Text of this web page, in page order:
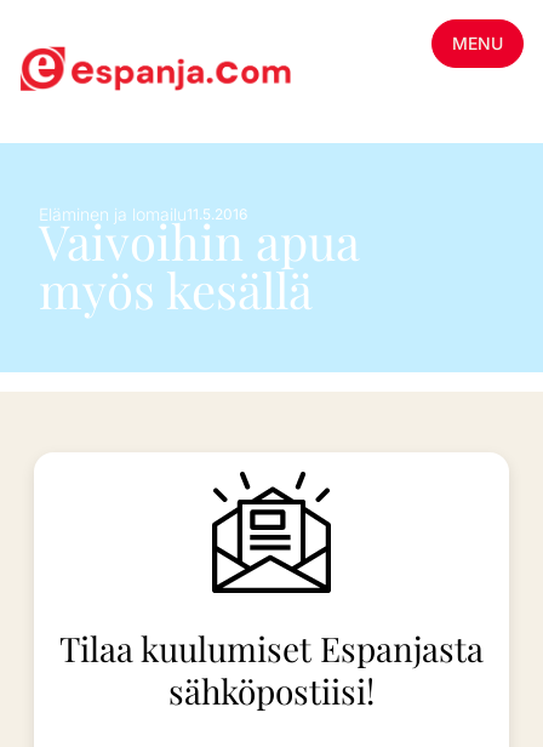
MENU
Eläminen ja lomailu11.5.2016
Vaivoihin apua
myös kesällä
Tilaa kuulumiset Espanjasta
sähköpostiisi!